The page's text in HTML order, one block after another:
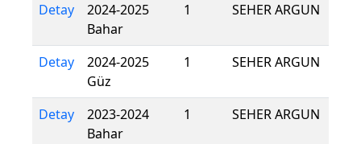
Detay
2024-2025
Bahar
1 SEHER ARGUN
Detay
2024-2025
Güz
1 SEHER ARGUN
Detay
2023-2024
Bahar
1 SEHER ARGUN